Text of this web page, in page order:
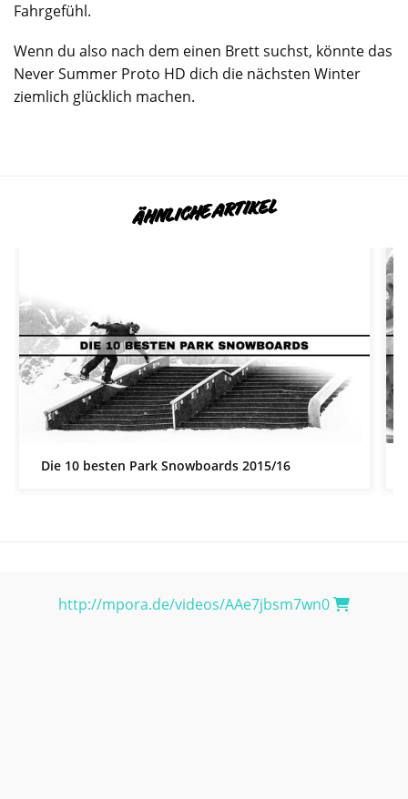
Fahrgefühl.
Wenn du also nach dem einen Brett suchst, könnte das
Never Summer Proto HD dich die nächsten Winter
ziemlich glücklich machen.
ÄHNLICHE ARTIKEL
Die 10 besten Park Snowboards 2015/16
http://mpora.de/videos/AAe7jbsm7wn0